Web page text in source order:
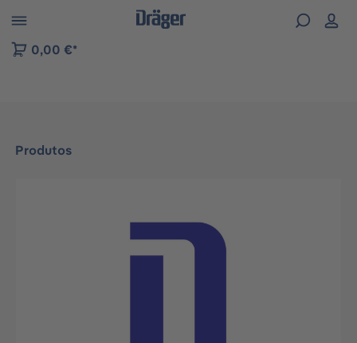
to B2B platform navigation
0,00 €*
Produtos
Ignorar galeria de imagens